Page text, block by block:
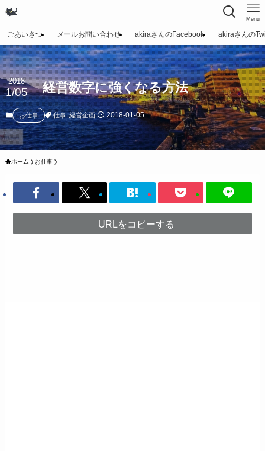
Menu
ごあいさつ メールお問い合わせ akiraさんのFacebook akiraさんの
経営数字に強くなる方法
2018
1/05
お仕事 仕事 経営企画 2018-01-05
ホーム お仕事
URLをコピーする